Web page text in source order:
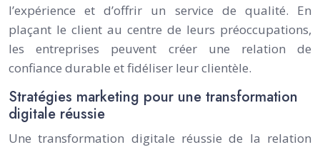
l’expérience et d’offrir un service de qualité. En
plaçant le client au centre de leurs préoccupations,
les entreprises peuvent créer une relation de
confiance durable et fidéliser leur clientèle.
Stratégies marketing pour une transformation
digitale réussie
Une transformation digitale réussie de la relation